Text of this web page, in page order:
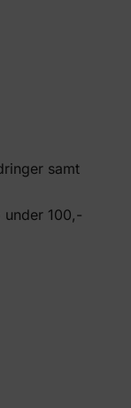
samt
100,-